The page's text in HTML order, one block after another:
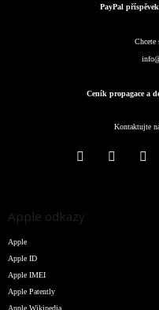
PayPal
Chcete
Ceník propagace a
Kontaktujte
Apple odkazy
Apple
Apple ID
Apple IMEI
Apple Patently